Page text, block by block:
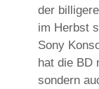
der
im Herbst
Sony
hat die BD
sondern